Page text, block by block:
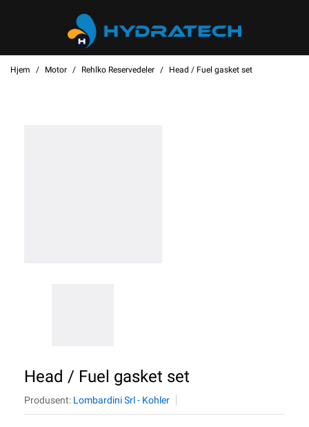
Hjem Motor Rehlko Reservedeler Head / Fuel gasket set
Head / Fuel gasket set
Produsent: Lombardini Srl - Kohler